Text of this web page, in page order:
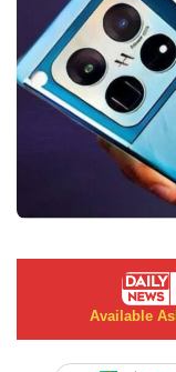
Available As